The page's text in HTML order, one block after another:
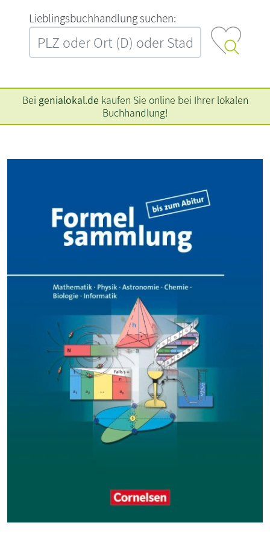
L‍i‍e‍b‍l‍i‍n‍g‍s‍b‍u‍c‍h‍h‍a‍n‍d‍l‍u‍n‍g‍ ‍s‍u‍c‍h‍e‍n‍:‍
Bei genialokal.de kaufen Sie online bei Ihrer lokalen
Buchhandlung!